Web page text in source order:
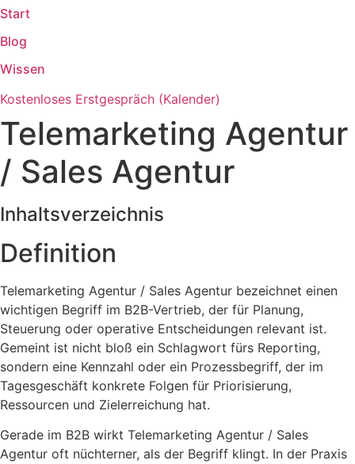
Zum
Inhalt
springen
Start
Blog
Wissen
Kostenloses Erstgespräch (Kalender)
Telemarketing Agentur
/ Sales Agentur
Inhaltsverzeichnis
Definition
Telemarketing Agentur / Sales Agentur bezeichnet einen
wichtigen Begriff im B2B-Vertrieb, der für Planung,
Steuerung oder operative Entscheidungen relevant ist.
Gemeint ist nicht bloß ein Schlagwort fürs Reporting,
sondern eine Kennzahl oder ein Prozessbegriff, der im
Tagesgeschäft konkrete Folgen für Priorisierung,
Ressourcen und Zielerreichung hat.
Gerade im B2B wirkt Telemarketing Agentur / Sales
Agentur oft nüchterner, als der Begriff klingt. In der Praxis